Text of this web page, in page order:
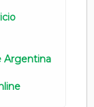
Argentina